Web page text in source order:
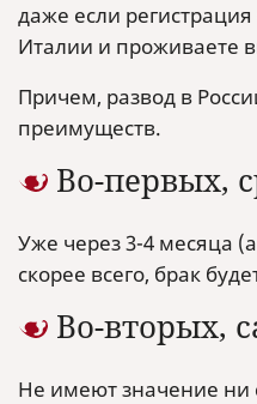
даже если
Италии и проживаете
Причем, развод в
преимуществ.
Во-первых,
Уже через 3-4 месяца
скорее всего, брак
Во-вторых,
Не имеют значение ни